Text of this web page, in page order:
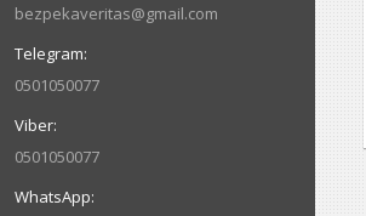
bezpekaveritas@gmail.com
0501050077
0501050077